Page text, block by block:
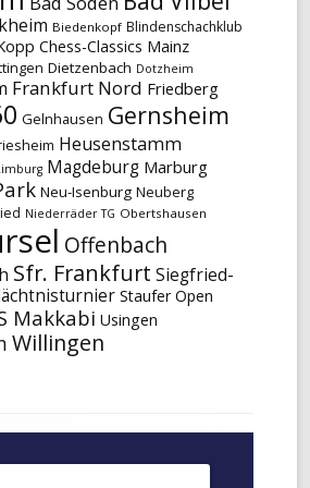
Biedenkopf Blindenschachklub
Chess-Classics Mainz
Dietzenbach Dotzheim
Frankfurt Nord Friedberg
Gelnhausen Gernsheim
Heusenstamm
Magdeburg Marburg
Neu-Isenburg Neuberg
Niederräder TG Obertshausen
Offenbach
Sfr. Frankfurt Siegfried-
Staufer Open
Makkabi Usingen
Willingen